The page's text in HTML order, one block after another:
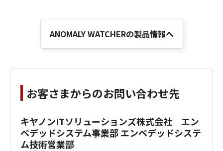
ANOMALY WATCHERの製品情報へ
お客さまからのお問い合わせ先
キヤノンITソリューションズ株式会社 エン
ベデッドシステム事業部 エンベデッドシステ
ム技術営業部